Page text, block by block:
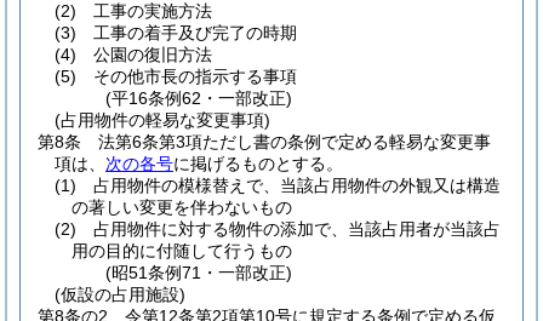
(2)
工事の実施方法
(3)
工事の着手及び完了の時期
(4)
公園の復旧方法
(5)
その他市長の指示する事項
(平16条例62・一部改正)
(占用物件の軽易な変更事項)
第8条
法第6条第3項ただし書の条例で定める軽易な変更事
項は、 次の各号に掲げるものとする。
(1)
占用物件の模様替えで、当該占用物件の外観又は構造
の著しい変更を伴わないもの
(2)
占用物件に対する物件の添加で、当該占用者が当該占
用の目的に付随して行うもの
(昭51条例71・一部改正)
(仮設の占用施設)
第8条の2
令第12条第2項第10号に規定する条例で定める仮